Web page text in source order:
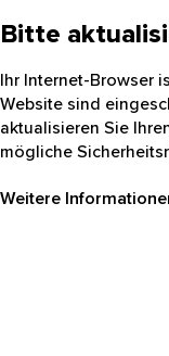
Bitte
Ihr Internet-Browser
Website sind
aktualisieren Sie
mögliche
Weitere